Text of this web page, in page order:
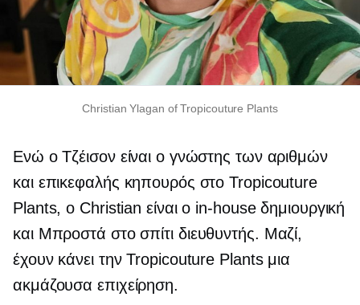
Christian Ylagan of Tropicouture Plants
Ενώ ο Τζέισον είναι ο γνώστης των αριθμών
και επικεφαλής κηπουρός στο Tropicouture
Plants, ο Christian είναι ο in-houseδημιουργική
και Μπροστά στο σπίτιδιευθυντής. Μαζί,
έχουν κάνει την Tropicouture Plants μια
ακμάζουσα επιχείρηση.